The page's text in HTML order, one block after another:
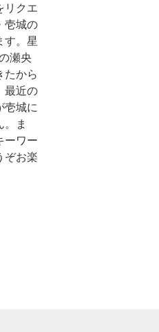
リクエ
壱城の
す。星
瀬央
たから
最近の
壱城に
。ま
ーワー
ぞお楽